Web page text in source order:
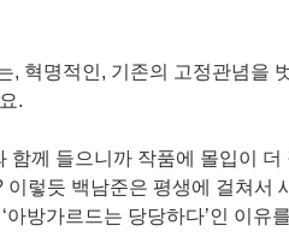
, 혁명적인, 기존의 고정관념을
.
께 들으니까 작품에 몰입이 더
렇듯 백남준은 평생에 걸쳐서
방가르드는 당당하다’인 이유